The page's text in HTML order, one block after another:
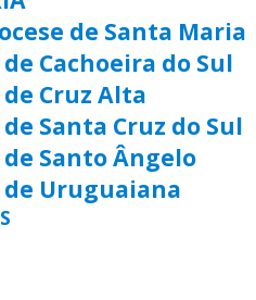
de Santa Maria
Cachoeira do Sul
de Cruz Alta
Santa Cruz do Sul
de Santo Ângelo
de Uruguaiana